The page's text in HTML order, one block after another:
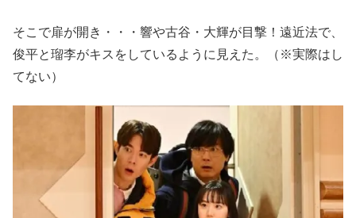
そこで扉が開き・・・響や古谷・大輝が目撃！遠近法で、
俊平と瑠李がキスをしているように見えた。（※実際はし
てない）